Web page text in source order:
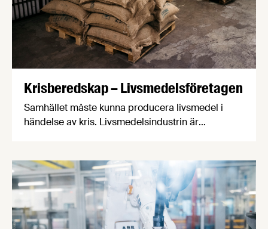
Krisberedskap – Livsmedelsföretagen
Samhället måste kunna producera livsmedel i
händelse av kris. Livsmedelsindustrin är
bedriva en politik som främjar tillväxten av en
konkurrens- och motståndskraftig
livsmedelsindustri.